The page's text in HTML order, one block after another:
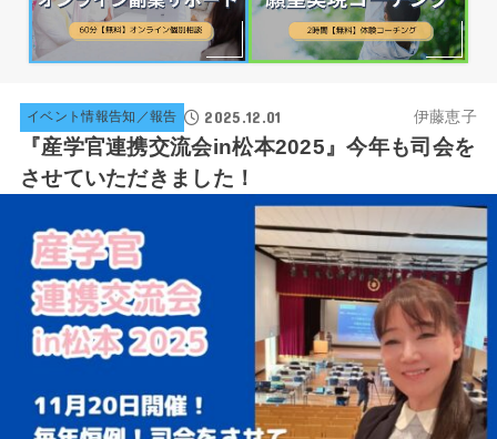
イベント情報告知／報告 2025.12.01 伊藤恵子
『産学官連携交流会in松本2025』今年も司会を
させていただきました！